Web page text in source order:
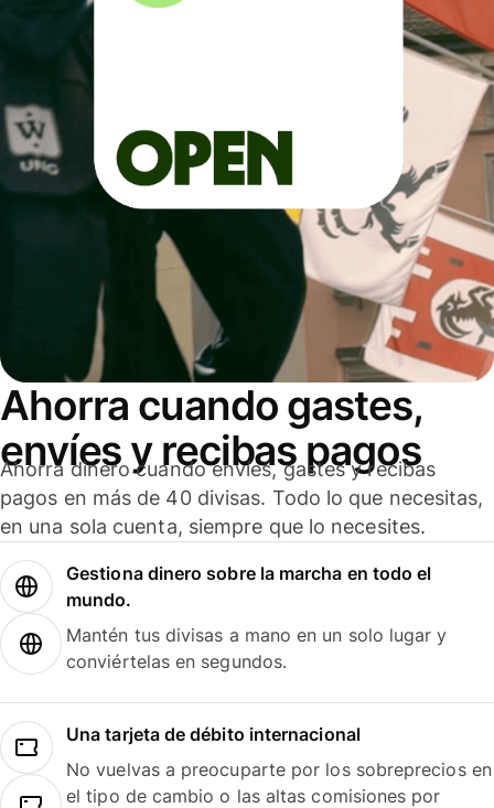
Ahorra cuando gastes,
envíes y recibas pagos
Ahorra dinero cuando envíes, gastes y recibas
pagos en más de 40 divisas. Todo lo que necesitas,
en una sola cuenta, siempre que lo necesites.
Gestiona dinero sobre la marcha en todo el
mundo.
Mantén tus divisas a mano en un solo lugar y
conviértelas en segundos.
Una tarjeta de débito internacional
No vuelvas a preocuparte por los sobreprecios en
el tipo de cambio o las altas comisiones por